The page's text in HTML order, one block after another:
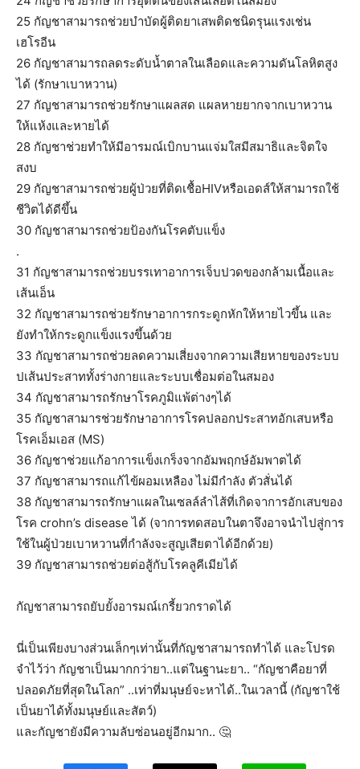
25 กัญชาสามารถช่วยบำบัดผู้ติดยาเสพติดชนิดรุนแรงเช่น
เฮโรอีน
26 กัญชาสามารถลดระดับน้ำตาลในเลือดและความดันโลหิตสูง
ได้ (รักษาเบาหวาน)
27 กัญชาสามารถช่วยรักษาแผลสด แผลหายยากจากเบาหวาน
ให้แห้งและหายได้
28 กัญชาช่วยทำให้มีอารมณ์เบิกบานแจ่มใสมีสมาธิและจิตใจ
สงบ
29 กัญชาสามารถช่วยผู้ป่วยที่ติดเชื้อHIVหรือเอดส์ให้สามารถใช้
ชีวิตได้ดีขึ้น
30 กัญชาสามารถช่วยป้องกันโรคตับแข็ง
.
31 กัญชาสามารถช่วยบรรเทาอาการเจ็บปวดของกล้ามเนื้อและ
เส้นเอ็น
32 กัญชาสามารถช่วยรักษาอาการกระดูกหักให้หายไวขึ้น และ
ยังทำให้กระดูกแข็งแรงขึ้นด้วย
33 กัญชาสามารถช่วยลดความเสี่ยงจากความเสียหายของระบบ
ปเส้นประสาททั้งร่างกายและระบบเชื่อมต่อในสมอง
34 กัญชาสามารถรักษาโรคภูมิแพ้ต่างๆได้
35 กัญชาสามารช่วยรักษาอาการโรคปลอกประสาทอักเสบหรือ
โรคเอ็มเอส (MS)
36 กัญชาช่วยแก้อาการแข็งเกร็งจากอัมพฤกษ์อัมพาตได้
37 กัญชาสามารถแก้ไข้ผอมเหลือง ไม่มีกำลัง ตัวสั่นได้
38 กัญชาสามารถรักษาแผลในเซลล์ลำไส้ที่เกิดจาการอักเสบของ
โรค crohn’s disease ได้ (จาการทดสอบในตาจึงอาจนำไปสู่การ
ใช้ในผู้ป่วยเบาหวานที่กำลังจะสูญเสียตาได้อีกด้วย)
39 กัญชาสามารถช่วยต่อสู้กับโรคลูคีเมียได้
กัญชาสามารถยับยั้งอารมณ์เกรี้ยวกราดได้
นี่เป็นเพียงบางส่วนเล็กๆเท่านั้นที่กัญชาสามารถทำได้ และโปรด
จำไว้ว่า กัญชาเป็นมากกว่ายา..แต่ในฐานะยา.. “กัญชาคือยาที่
ปลอดภัยที่สุดในโลก” ..เท่าที่มนุษย์จะหาได้..ในเวลานี้ (กัญชาใช้
เป็นยาได้ทั้งมนุษย์และสัตว์)
และกัญชายังมีความลับซ่อนอยู่อีกมาก.. 🤔